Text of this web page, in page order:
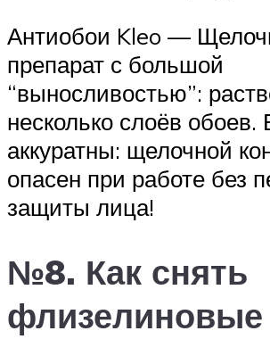
Антиобои Kleo —
препарат с большой
“выносливостью”:
несколько слоёв обоев.
аккуратны: щелочной
опасен при работе без
защиты лица!
№8. Как снять
флизелиновые